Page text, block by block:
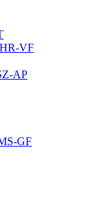
VF
AP
GF